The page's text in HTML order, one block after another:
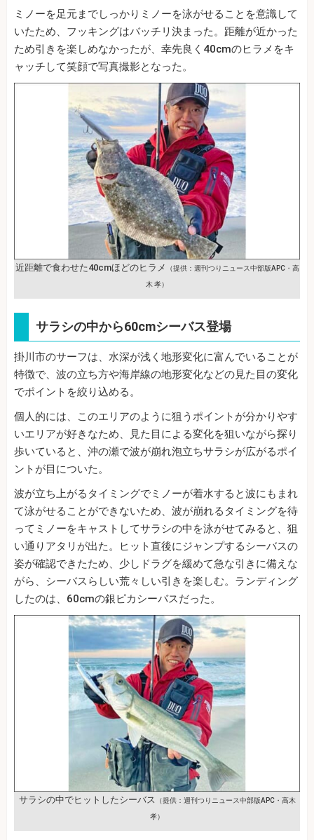
ミノーを足元までしっかりミノーを泳がせることを意識して
いたため、フッキングはバッチリ決まった。距離が近かった
ため引きを楽しめなかったが、幸先良く40cmのヒラメをキ
ャッチして笑顔で写真撮影となった。
近距離で食わせた40cmほどのヒラメ （提供：週刊つりニュース中部版APC・高
木 孝）
サラシの中から60cmシーバス登場
掛川市のサーフは、水深が浅く地形変化に富んでいることが
特徴で、波の立ち方や海岸線の地形変化などの見た目の変化
でポイントを絞り込める。
個人的には、このエリアのように狙うポイントが分かりやす
いエリアが好きなため、見た目による変化を狙いながら探り
歩いていると、沖の瀬で波が崩れ泡立ちサラシが広がるポイ
ントが目についた。
波が立ち上がるタイミングでミノーが着水すると波にもまれ
て泳がせることができないため、波が崩れるタイミングを待
ってミノーをキャストしてサラシの中を泳がせてみると、狙
い通りアタリが出た。ヒット直後にジャンプするシーバスの
姿が確認できたため、少しドラグを緩めて急な引きに備えな
がら、シーバスらしい荒々しい引きを楽しむ。ランディング
したのは、60cmの銀ピカシーバスだった。
サラシの中でヒットしたシーバス （提供：週刊つりニュース中部版APC・高木
孝）